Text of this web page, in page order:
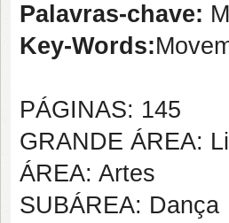
Palavras-chave:
Key-Words:
PÁGINAS: 145
GRANDE ÁREA:
ÁREA: Artes
SUBÁREA: Dança